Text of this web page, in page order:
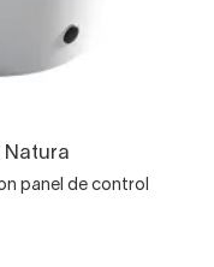
Natura
panel de control